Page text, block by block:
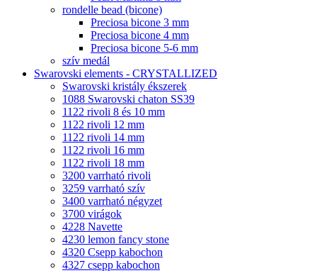
rondelle bead (bicone)
Preciosa bicone 3 mm
Preciosa bicone 4 mm
Preciosa bicone 5-6 mm
szív medál
Swarovski elements - CRYSTALLIZED
Swarovski kristály ékszerek
1088 Swarovski chaton SS39
1122 rivoli 8 és 10 mm
1122 rivoli 12 mm
1122 rivoli 14 mm
1122 rivoli 16 mm
1122 rivoli 18 mm
3200 varrható rivoli
3259 varrható szív
3400 varrható négyzet
3700 virágok
4228 Navette
4230 lemon fancy stone
4320 Csepp kabochon
4327 csepp kabochon